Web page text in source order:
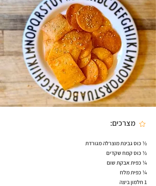
מצרכים:
½ כוס גבינת מוצרלה מגורדת
½ כוס קמח שקדים
¼ כפית אבקת שום
¼ כפית מלח
1 חלמון ביצה